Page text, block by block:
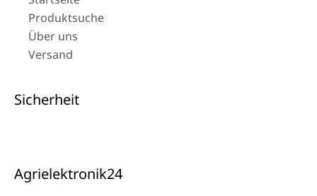
Produktsuche
Über uns
Versand
Sicherheit
Agrielektronik24